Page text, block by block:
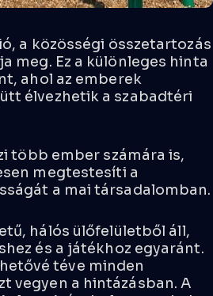
a közösségi összetartozás
meg. Ez a különleges hinta
ahol az emberek
élvezhetik a szabadtéri
több ember számára is,
megtestesíti a
a mai társadalomban.
hálós ülőfelületből áll,
és a játékhoz egyaránt.
téve minden
vegyen a hintázásban. A